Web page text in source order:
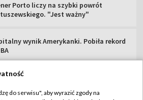
Porto liczy na szybki powrót
"Jest ważny"
wynik Amerykanki. Pobiła rekord
do serwisu", aby wyrazić zgody na